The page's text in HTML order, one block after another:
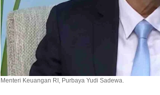
Menteri Keuangan RI, Purbaya Yudi Sadewa.